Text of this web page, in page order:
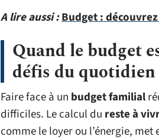
A lire aussi :Budget :
Quand le budget
défis du quotidien
Faire face à un budget familial
difficiles. Le calcul du reste à
comme le loyer ou l’énergie,